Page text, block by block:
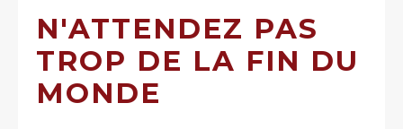
N'ATTENDEZ PAS
TROP DE LA FIN DU
MONDE